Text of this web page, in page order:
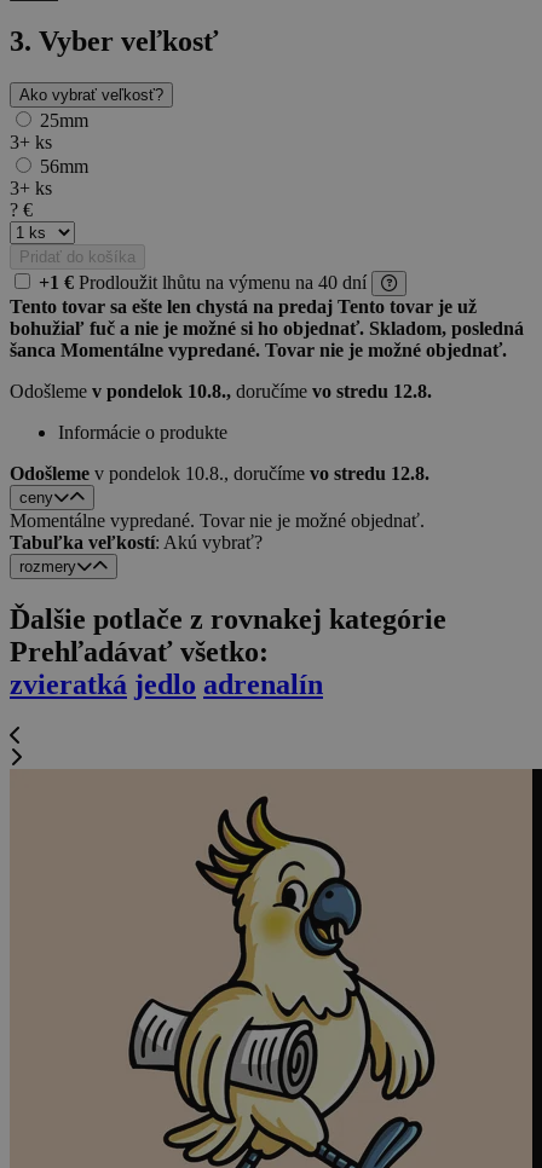
3. Vyber veľkosť
Ako vybrať veľkosť?
25mm
3+ ks
56mm
3+ ks
? €
Pridať do košíka
+1 € Prodloužit lhůtu na výmenu na 40 dní
Tento tovar sa ešte len chystá na predaj Tento tovar je už
bohužiaľ fuč a nie je možné si ho objednať. Skladom, posledná
šanca Momentálne vypredané. Tovar nie je možné objednať.
Odošleme v pondelok 10.8., doručíme vo stredu 12.8.
Informácie o produkte
Odošleme v pondelok 10.8., doručíme vo stredu 12.8.
ceny
Momentálne vypredané. Tovar nie je možné objednať.
Tabuľka veľkostí: Akú vybrať?
rozmery
Ďalšie potlače z rovnakej kategórie
Prehľadávať všetko:
zvieratká jedlo adrenalín